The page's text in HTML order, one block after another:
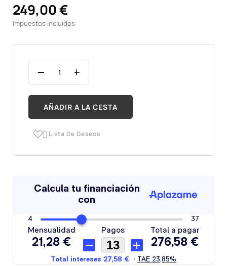
249,00 €
Impuestos incluidos
AÑADIR A LA CESTA
 Lista De Deseos